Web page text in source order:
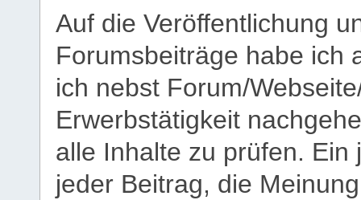
Auf die Veröffentlichung
Forumsbeiträge habe ich
ich nebst Forum/
Erwerbstätigkeit
alle Inhalte zu prüfen.
jeder Beitrag, die